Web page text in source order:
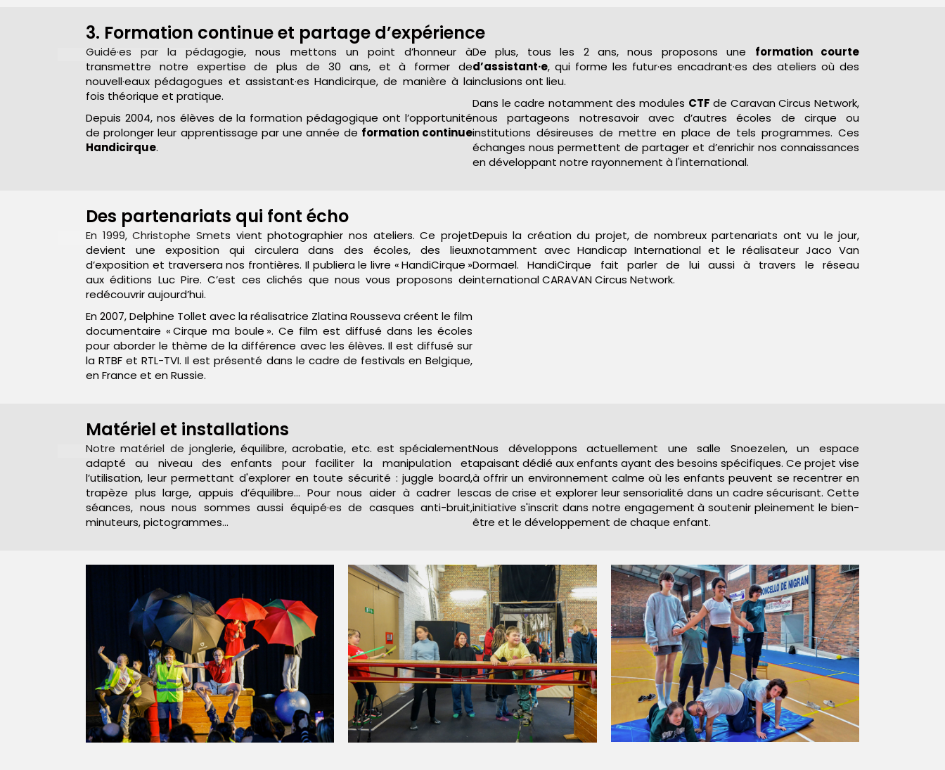
3. Formation continue et partage d’expérience
Guidé·es par la pédagogie, nous mettons un point d’honneur à
transmettre notre expertise de plus de 30 ans, et à former de
nouvell·eaux pédagogues et assistant·es Handicirque, de manière à la
fois théorique et pratique.
Depuis 2004, nos élèves de la formation pédagogique ont l’opportunité
de prolonger leur apprentissage par une année de formation continue
Handicirque.
De plus, tous les 2 ans, nous proposons une formation courte
d’assistant·e, qui forme les futur·es encadrant·es des ateliers où des
inclusions ont lieu.
Dans le cadre notamment des modules CTF de Caravan Circus Network,
nous partageons notresavoir avec d’autres écoles de cirque ou
institutions désireuses de mettre en place de tels programmes. Ces
échanges nous permettent de partager et d’enrichir nos connaissances
en développant notre rayonnement à l'international.
Des partenariats qui font écho
En 1999, Christophe Smets vient photographier nos ateliers. Ce projet
devient une exposition qui circulera dans des écoles, des lieux
d’exposition et traversera nos frontières. Il publiera le livre « HandiCirque »
aux éditions Luc Pire. C’est ces clichés que nous vous proposons de
redécouvrir aujourd’hui.
En 2007, Delphine Tollet avec la réalisatrice Zlatina Rousseva créent le film
documentaire « Cirque ma boule ». Ce film est diffusé dans les écoles
pour aborder le thème de la différence avec les élèves. Il est diffusé sur
la RTBF et RTL-TVI. Il est présenté dans le cadre de festivals en Belgique,
en France et en Russie.
Depuis la création du projet, de nombreux partenariats ont vu le jour,
notamment avec Handicap International et le réalisateur Jaco Van
Dormael. HandiCirque fait parler de lui aussi à travers le réseau
international CARAVAN Circus Network.
Matériel et installations
Notre matériel de jonglerie, équilibre, acrobatie, etc. est spécialement
adapté au niveau des enfants pour faciliter la manipulation et
l’utilisation, leur permettant d'explorer en toute sécurité : juggle board,
trapèze plus large, appuis d’équilibre… Pour nous aider à cadrer les
séances, nous nous sommes aussi équipé·es de casques anti-bruit,
minuteurs, pictogrammes...
Nous développons actuellement une salle Snoezelen, un espace
apaisant dédié aux enfants ayant des besoins spécifiques. Ce projet vise
à offrir un environnement calme où les enfants peuvent se recentrer en
cas de crise et explorer leur sensorialité dans un cadre sécurisant. Cette
initiative s'inscrit dans notre engagement à soutenir pleinement le bien-
être et le développement de chaque enfant.